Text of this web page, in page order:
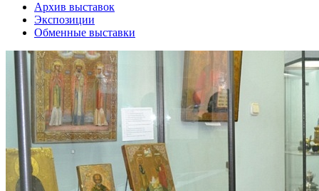
Архив выставок
Экспозиции
Обменные выставки